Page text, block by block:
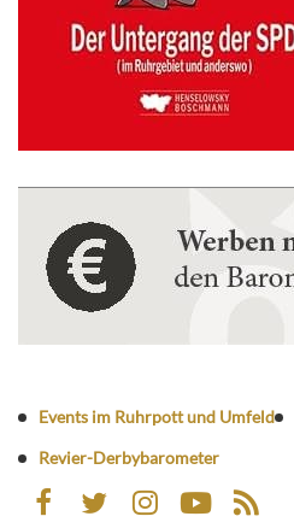
Events im Ruhrpott und Umfeld
Revier-Derbybarometer